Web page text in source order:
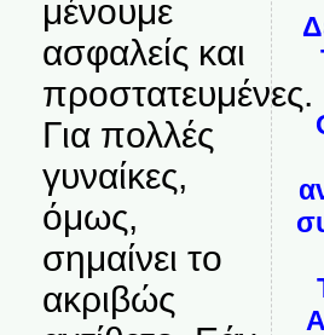
μένουμε
ασφαλείς και
προστατευμένες.
Για πολλές
γυναίκες,
όμως,
σημαίνει το
ακριβώς